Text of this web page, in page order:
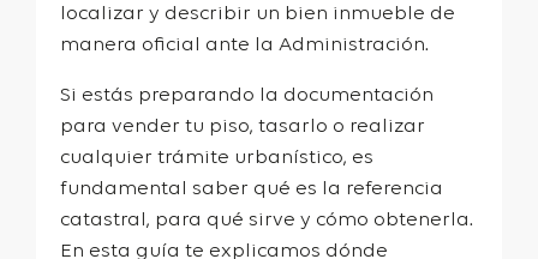
localizar y describir un bien inmueble de
manera oficial ante la Administración.
Si estás preparando la documentación
para vender tu piso, tasarlo o realizar
cualquier trámite urbanístico, es
fundamental saber qué es la referencia
catastral, para qué sirve y cómo obtenerla.
En esta guía te explicamos dónde